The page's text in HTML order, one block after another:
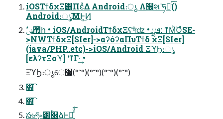
iOSΤϯδχΞ͸ΠέͯΔ Android։ൃ Λ׬શʹཧղͨ͠()
Android։ൃָ͠ΜͰ͍͜͏Ͷ
>NWΤϯδχΞ[SIer]->αʔόʔαΠυΤϯδ χΞ[SIer]
(java/PHP..etc)->iOS/Android ΞϓϦ։ൃ
[ελʔτΞοϓ] ʹͳΓ·͢ •
ΞϓϦ։ൃେ޷͖(°˜°)(°˜°)(°˜°)(°˜°)
΋͘͡
΋͘͡
స৬ཧ༝͸࠙਌ձͰฉ͍͍ͯͩ͘͞